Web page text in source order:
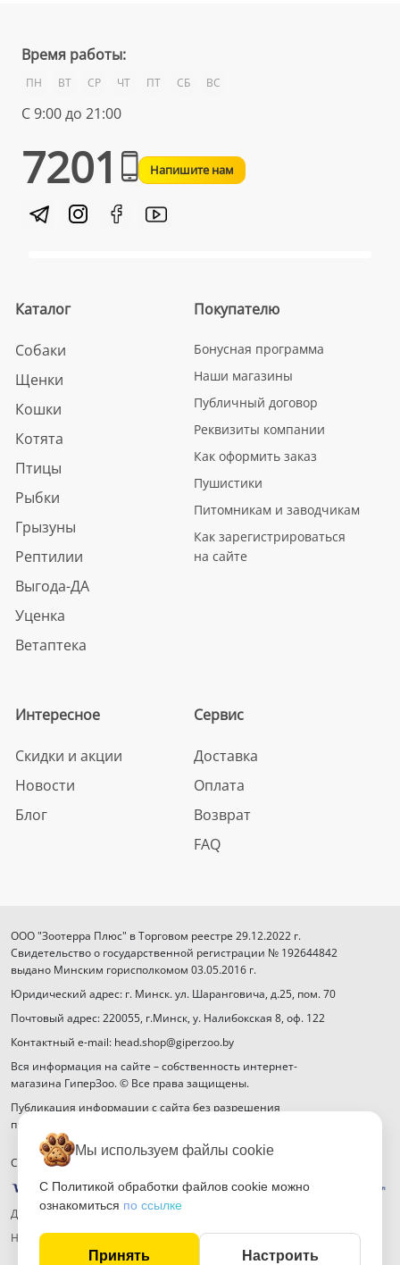
Время работы:
ПН ВТ СР ЧТ ПТ СБ ВС
С 9:00 до 21:00
7201 Напишите нам
Каталог
Собаки
Щенки
Кошки
Котята
Птицы
Рыбки
Грызуны
Рептилии
Выгода-ДА
Уценка
Ветаптека
Покупателю
Бонусная программа
Наши магазины
Публичный договор
Реквизиты компании
Как оформить заказ
Пушистики
Питомникам и заводчикам
Как зарегистрироваться
на сайте
Интересное
Скидки и акции
Новости
Блог
Сервис
Доставка
Оплата
Возврат
FAQ
ООО "Зоотерра Плюс" в Торговом реестре 29.12.2022 г.
Свидетельство о государственной регистрации № 192644842
выдано Минским горисполкомом 03.05.2016 г.
Юридический адрес: г. Минск. ул. Шаранговича, д.25, пом. 70
Почтовый адрес: 220055, г.Минск, у. Налибокская 8, оф. 122
Контактный e-mail: head.shop@giperzoo.by
Вся информация на сайте – собственность интернет-
магазина ГиперЗоо. © Все права защищены.
Публикация информации с сайта без разрешения
правообладателя запрещена.
Способы оплаты
Договор публичной оферты
Настройка файлов cookie
Мы используем файлы cookie
С Политикой обработки файлов cookie можно
ознакомиться по ссылке
Принять Настроить